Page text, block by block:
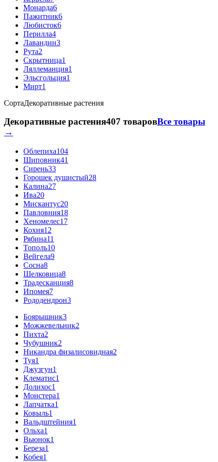
Монарда6
Пажитник6
Любисток6
Перилла4
Лавандин3
Рута2
Скрытница1
Ляллеманция1
Эльсгольция1
Мирт1
СортаДекоративные растения
Декоративные растения407 товаровВсе товары
→
Облепиха104
Шиповник41
Сирень33
Горошек душистый28
Калина27
Ива20
Мискантус20
Павловния18
Хеномелес17
Кохия12
Рябина11
Тополь10
Вейгела9
Сосна8
Шелковица8
Традесканция8
Ипомея7
Рододендрон3
Боярышник3
Можжевельник2
Пихта2
Чубушник2
Никандра физалисовидная2
Туя1
Джузгун1
Клематис1
Долихос1
Монстера1
Лапчатка1
Ковыль1
Вальдштейния1
Ольха1
Вьюнок1
Береза1
Кобея1